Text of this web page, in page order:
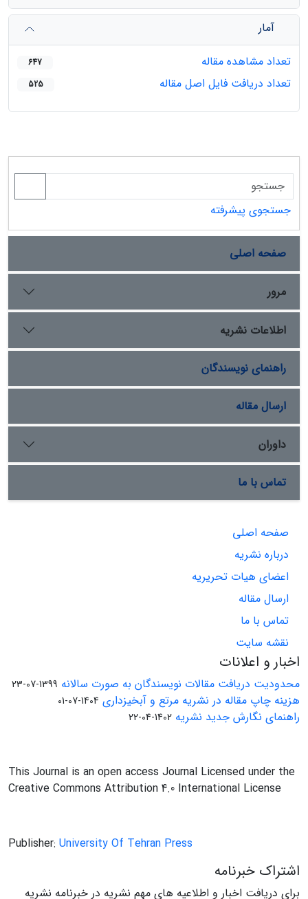
آمار
تعداد مشاهده مقاله
647
تعداد دریافت فایل اصل مقاله 525
جستجوی پیشرفته
صفحه اصلی
مرور
اطلاعات نشریه
راهنمای نویسندگان
ارسال مقاله
داوران
تماس با ما
صفحه اصلی
درباره نشریه
اعضای هیات تحریریه
ارسال مقاله
تماس با ما
نقشه سایت
اخبار و اعلانات
محدودیت دریافت مقالات نویسندگان به صورت سالانه 1399-07-23
هزینه چاپ مقاله در نشریه مرتع و آبخیزداری 1404-07-01
راهنمای نگارش جدید نشریه 1402-04-22
This Journal is an open access Journal Licensed under the
Creative Commons Attribution 4.0 International License
Publisher: University Of Tehran Press
اشتراک خبرنامه
برای دریافت اخبار و اطلاعیه های مهم نشریه در خبرنامه نشریه